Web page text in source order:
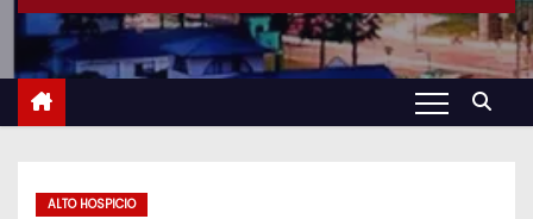
ALTO HOSPICIO